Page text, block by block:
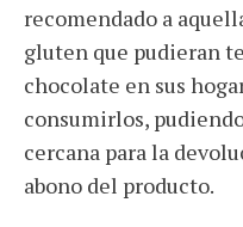
recomendado a
gluten que pudieran
chocolate en sus
consumirlos,
cercana para la
abono del producto.